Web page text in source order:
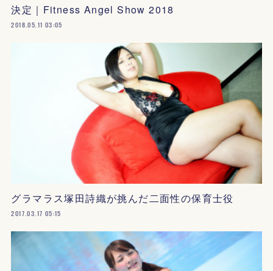
決定｜Fitness Angel Show 2018
2018.05.11 03:05
グラマラス塚田詩織が挑んだ二面性の保育士役
2017.03.17 05:15